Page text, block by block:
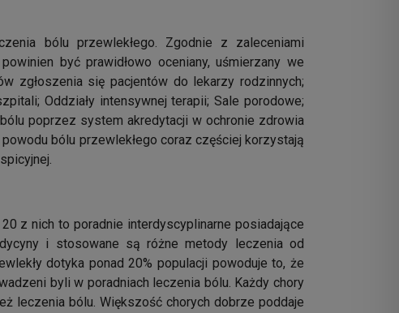
bólu przewlekłego. Zgodnie z zaleceniami
być prawidłowo oceniany, uśmierzany we
zgłoszenia się pacjentów do lekarzy rodzinnych;
Oddziały intensywnej terapii; Sale porodowe;
poprzez system akredytacji w ochronie zdrowia
bólu przewlekłego coraz częściej korzystają
z nich to poradnie interdyscyplinarne posiadające
i stosowane są różne metody leczenia od
dotyka ponad 20% populacji powoduje to, że
byli w poradniach leczenia bólu. Każdy chory
leczenia bólu. Większość chorych dobrze poddaje